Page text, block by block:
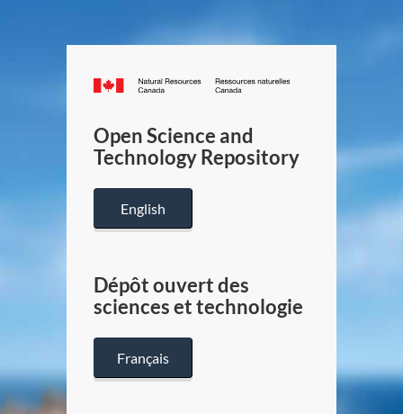
Canada.ca
/
Canada
Open Science and
Technology Repository
English
Dépôt ouvert des
sciences et technologie
Français